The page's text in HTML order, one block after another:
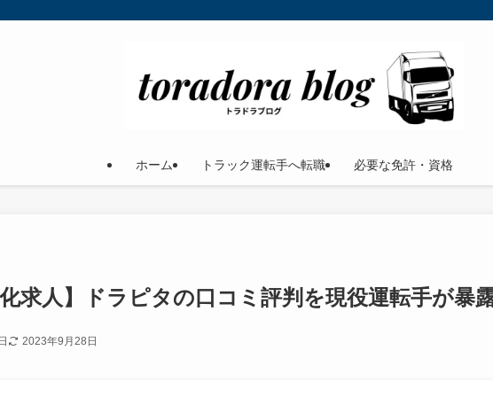
ホーム トラック運転手へ転職 必要な免許・資格
求人】ドラピタの口コミ評判を現役運転手が暴
2023年9月28日